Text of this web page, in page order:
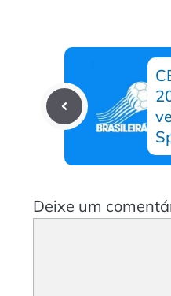
Deixe um